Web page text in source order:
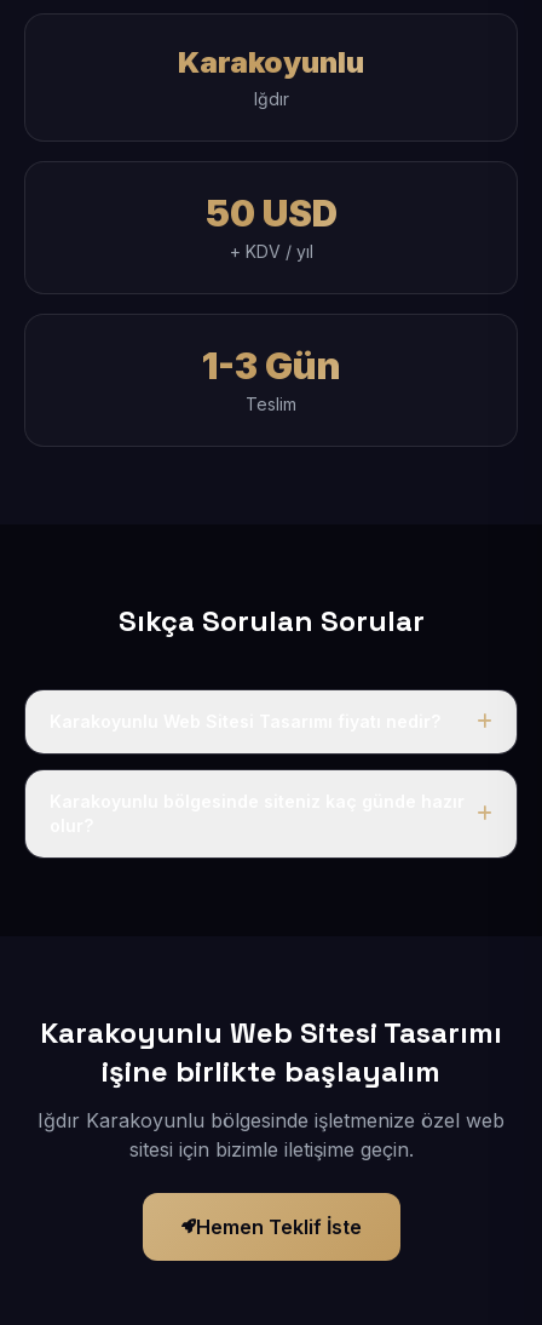
Karakoyunlu
Iğdır
50 USD
+ KDV / yıl
1-3 Gün
Teslim
Sıkça Sorulan Sorular
Tek fiyat uygulanır: yıllık 50 USD + KDV. Bu bedele alan
Karakoyunlu Web Sitesi Tasarımı
işine birlikte başlayalım
Iğdır Karakoyunlu bölgesinde işletmenize özel web
sitesi için bizimle iletişime geçin.
Hemen Teklif İste